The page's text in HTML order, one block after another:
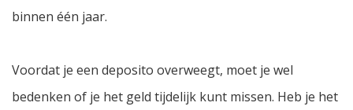
binnen één jaar.
Voordat je een deposito overweegt, moet je wel
bedenken of je het geld tijdelijk kunt missen. Heb je het